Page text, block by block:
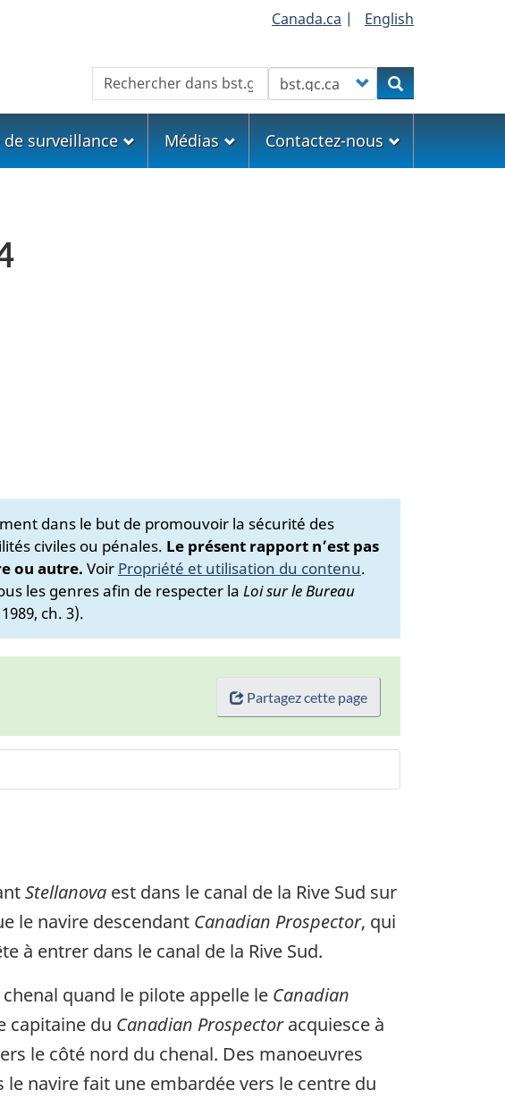
Canada.ca | English
Rechercher Customize your searchRechercher
de surveillance Médias Contactez-nous
dans le but de promouvoir la sécurité des
civiles ou pénales. Le présent rapport n’est pas
ou autre. Voir Propriété et utilisation du contenu.
les genres afin de respecter la Loi sur le Bureau
ch. 3).
Partagez cette page
Stellanova est dans le canal de la Rive Sud sur
le navire descendant Canadian Prospector, qui
à entrer dans le canal de la Rive Sud.
quand le pilote appelle le Canadian
capitaine du Canadian Prospectoracquiesce à
le côté nord du chenal. Des manoeuvres
le navire fait une embardée vers le centre du